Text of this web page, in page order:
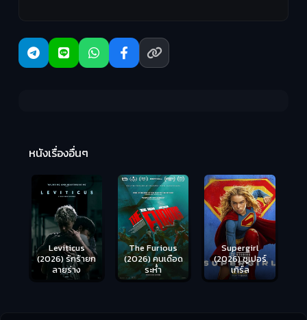
หนังเรื่องอื่นๆ
Leviticus
(2026) รักร้ายก
ลายร่าง
The Furious
(2026) คนเดือด
ระห่ำ
Supergirl
(2026) ซูเปอร์
เกิร์ล